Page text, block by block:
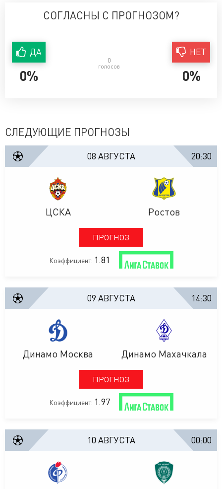
СОГЛАСНЫ С ПРОГНОЗОМ?
ДА
0%
0
голосов
0%
НЕТ
СЛЕДУЮЩИЕ ПРОГНОЗЫ
08 АВГУСТА 20:30
ЦСКА
ПРОГНОЗ
Ростов
Коэффициент: 1.81
09 АВГУСТА 14:30
Динамо Москва
ПРОГНОЗ
Динамо Махачкала
Коэффициент: 1.97
10 АВГУСТА 00:00